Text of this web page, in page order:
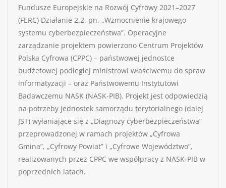
Fundusze Europejskie na Rozwój Cyfrowy 2021–2027
(FERC) Działanie 2.2. pn. „Wzmocnienie krajowego
systemu cyberbezpieczeństwa”. Operacyjne
zarządzanie projektem powierzono Centrum Projektów
Polska Cyfrowa (CPPC) – państwowej jednostce
budżetowej podległej ministrowi właściwemu do spraw
informatyzacji – oraz Państwowemu Instytutowi
Badawczemu NASK (NASK-PIB). Projekt jest odpowiedzią
na potrzeby jednostek samorządu terytorialnego (dalej
JST) wyłaniające się z „Diagnozy cyberbezpieczeństwa”
przeprowadzonej w ramach projektów „Cyfrowa
Gmina”, „Cyfrowy Powiat” i „Cyfrowe Województwo”,
realizowanych przez CPPC we współpracy z NASK-PIB w
poprzednich latach.